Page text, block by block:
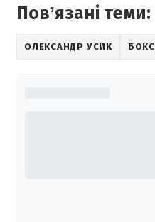
Повʼязані теми:
ОЛЕКСАНДР УСИК БОКС